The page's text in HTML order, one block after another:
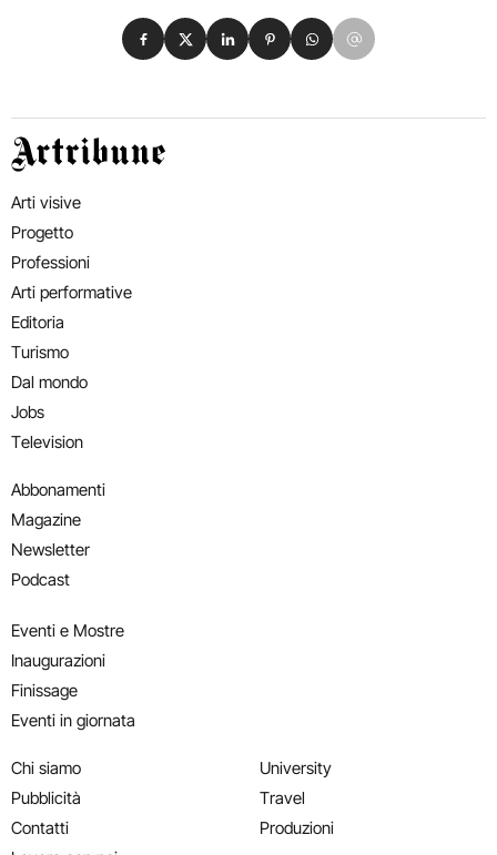
Condividi su Facebook
Condividi su X
Condividi su LinkedIn
Condividi su Pinterest
Condividi su WhatsApp
Condividi su Email
Artribune
Arti visive
Progetto
Professioni
Arti performative
Editoria
Turismo
Dal mondo
Jobs
Television
Abbonamenti
Magazine
Newsletter
Podcast
Eventi e Mostre
Inaugurazioni
Finissage
Eventi in giornata
Chi siamo
Pubblicità
Contatti
University
Travel
Produzioni